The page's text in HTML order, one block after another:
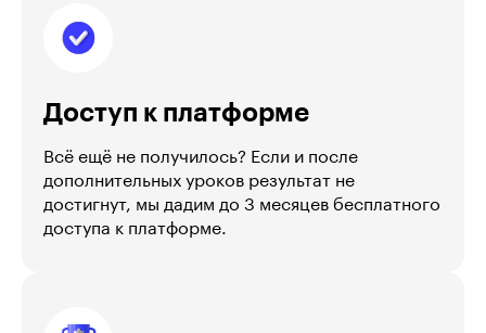
Доступ к платформе
Всё ещё не получилось? Если и после
дополнительных уроков результат не
достигнут, мы дадим до 3 месяцев бесплатного
доступа к платформе.